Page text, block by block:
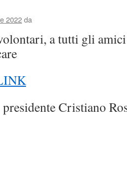
2022da
a tutti gli
Cristiano